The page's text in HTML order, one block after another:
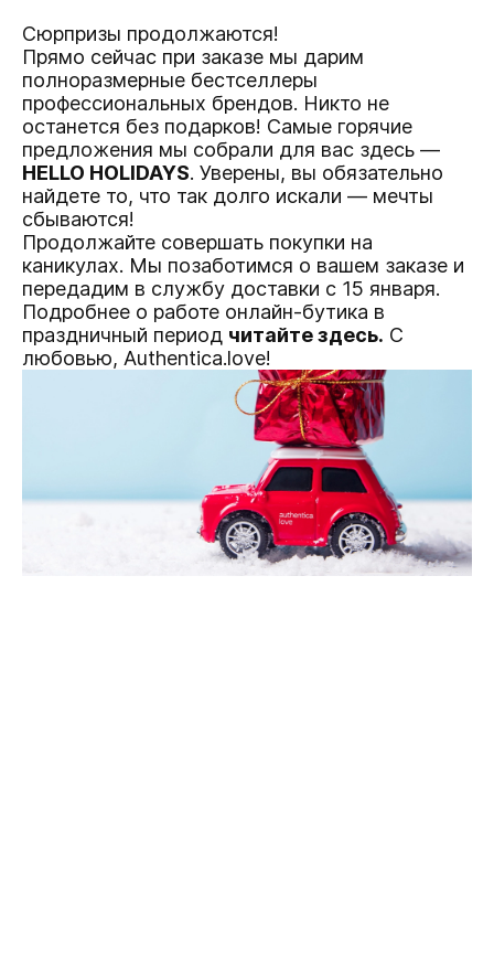
Сюрпризы продолжаются!
Прямо сейчас при заказе мы дарим
полноразмерные бестселлеры
профессиональных брендов. Никто не
останется без подарков! Самые горячие
предложения мы собрали для вас здесь —
HELLO HOLIDAYS. Уверены, вы обязательно
найдете то, что так долго искали — мечты
сбываются!
Продолжайте совершать покупки на
каникулах. Мы позаботимся о вашем заказе и
передадим в службу доставки с 15 января.
Подробнее о работе онлайн-бутика в
праздничный период читайте здесь. С
любовью, Authentica.love!